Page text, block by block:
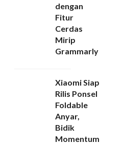
dengan
Fitur
Cerdas
Mirip
Grammarly
Xiaomi Siap
Rilis Ponsel
Foldable
Anyar,
Bidik
Momentum